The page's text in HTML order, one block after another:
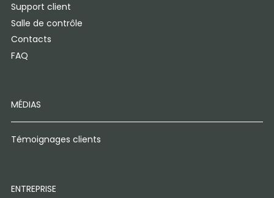
Support client
Salle de contrôle
Contacts
FAQ
MÉDIAS
Témoignages clients
ENTREPRISE